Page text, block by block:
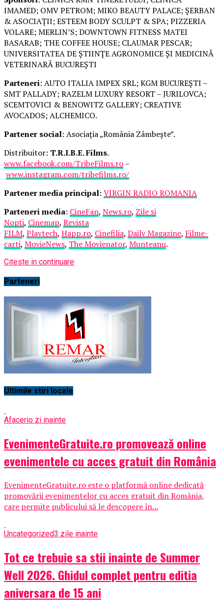
IMAMED; OMV PETROM; MIKO BEAUTY PALACE; ȘERBAN
& ASOCIAȚII; ESTEEM BODY SCULPT & SPA; PIZZERIA
VOLARE; MERLIN’S; DOWNTOWN FITNESS MATEI
BASARAB; THE COFFEE HOUSE; CLAUMAR PESCAR;
UNIVERSITATEA DE ȘTIINȚE AGRONOMICE ȘI MEDICINĂ
VETERINARĂ BUCUREȘTI
Parteneri: AUTO ITALIA IMPEX SRL; KGM BUCUREȘTI –
SMT PALLADY; RAZELM LUXURY RESORT – JURILOVCA;
SCEMTOVICI & BENOWITZ GALLERY; CREATIVE
AVOCADOS; ALCHEMICO.
Partener social: Asociația „România Zâmbește”.
Distribuitor: T.R.I.B.E. Films.
www.facebook.com/TribeFilms.ro–
www.instagram.com/tribefilms.ro/
Partener media principal: VIRGIN RADIO ROMANIA
Parteneri media: CineFan, News.ro, Zile și
Nopți, Cinemap, Revista
FILM, Playtech, Happ.ro, Cinefilia, Daily Magazine, Filme-
carti, MovieNews, The Movienator, Munteanu.
Citeste in continuare
Parteneri
Ultimile stiri locale
Afacerio zi inainte
EvenimenteGratuite.ro promovează online
evenimentele cu acces gratuit din România
EvenimenteGratuite.ro este o platformă online dedicată
promovării evenimentelor cu acces gratuit din România,
care permite publicului să le descopere în...
Uncategorized3 zile inainte
Tot ce trebuie sa stii inainte de Summer
Well 2026. Ghidul complet pentru editia
aniversara de 15 ani